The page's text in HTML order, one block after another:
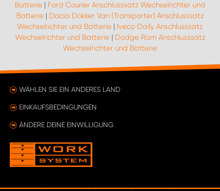
Batterie | Ford Courier Anschlusssatz Wechselrichter und
Batterie | Dacia Dokker Van (Transporter) Anschlusssatz
Wechselrichter und Batterie | Iveco Daily Anschlusssatz
Wechselrichter und Batterie| Dodge Ram Anschlusssatz
Wechselrichter und Batterie
WÄHLEN SIE EIN ANDERES LAND
EINKAUFSBEDINGUNGEN
ÄNDERE DEINE EINWILLIGUNG